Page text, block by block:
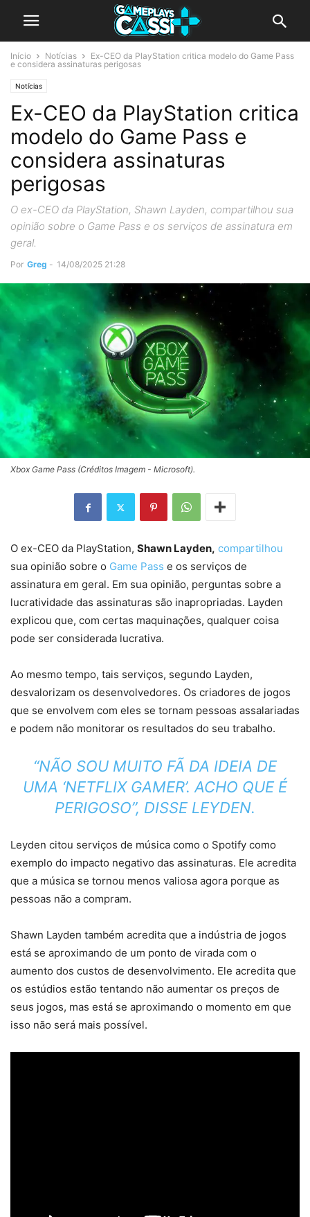
Início Notícias
Ex-CEO da PlayStation critica modelo do Game Pass
e considera assinaturas perigosas
Notícias
Ex-CEO da PlayStation critica
modelo do Game Pass e
considera assinaturas
perigosas
O ex-CEO da PlayStation, Shawn Layden, compartilhou sua
opinião sobre o Game Pass e os serviços de assinatura em
geral.
Por Greg - 14/08/2025 21:28
Xbox Game Pass (Créditos Imagem - Microsoft).
O ex-CEO da PlayStation, Shawn Layden, compartilhou
sua opinião sobre o Game Pass e os serviços de
assinatura em geral. Em sua opinião, perguntas sobre a
lucratividade das assinaturas são inapropriadas. Layden
explicou que, com certas maquinações, qualquer coisa
pode ser considerada lucrativa.
Ao mesmo tempo, tais serviços, segundo Layden,
desvalorizam os desenvolvedores. Os criadores de jogos
que se envolvem com eles se tornam pessoas assalariadas
e podem não monitorar os resultados do seu trabalho.
“NÃO SOU MUITO FÃ DA IDEIA DE
UMA ‘NETFLIX GAMER’. ACHO QUE É
PERIGOSO”, DISSE LEYDEN.
Leyden citou serviços de música como o Spotify como
exemplo do impacto negativo das assinaturas. Ele acredita
que a música se tornou menos valiosa agora porque as
pessoas não a compram.
Shawn Layden também acredita que a indústria de jogos
está se aproximando de um ponto de virada com o
aumento dos custos de desenvolvimento. Ele acredita que
os estúdios estão tentando não aumentar os preços de
seus jogos, mas está se aproximando o momento em que
isso não será mais possível.